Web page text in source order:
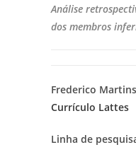
Análise
dos membros
Frederico
Currículo Lattes
Linha de